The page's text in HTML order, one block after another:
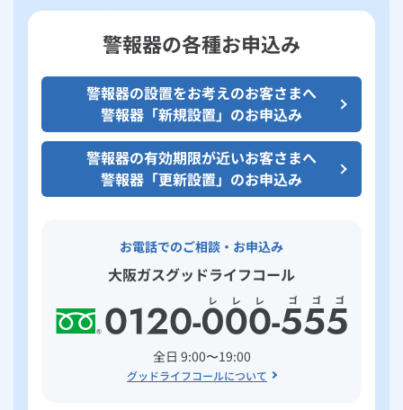
警報器の各種お申込み
警報器の設置をお考えのお客さまへ
警報器「新規設置」のお申込み
警報器の有効期限が近いお客さまへ
警報器「更新設置」のお申込み
お電話でのご相談・お申込み
大阪ガスグッドライフコール
全日 9:00〜19:00
グッドライフコールについて